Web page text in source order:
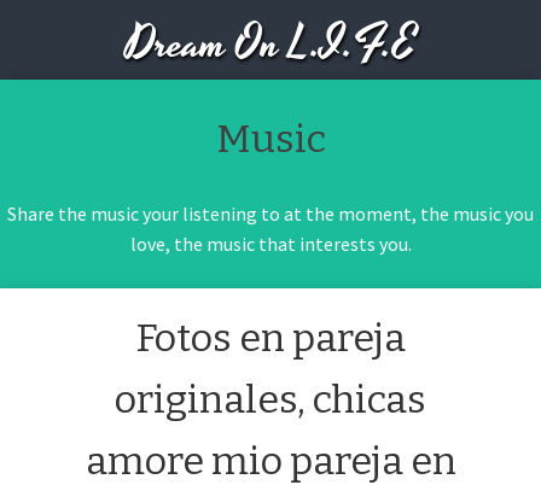
Dream On L.I.F.E
Music
Share the music your listening to at the moment, the music you
love, the music that interests you.
Fotos en pareja
originales, chicas
amore mio pareja en